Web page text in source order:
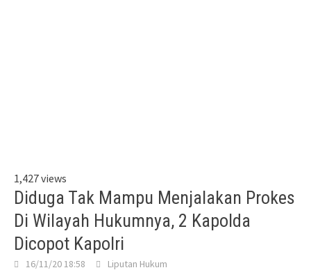
1,427 views
Diduga Tak Mampu Menjalakan Prokes
Di Wilayah Hukumnya, 2 Kapolda
Dicopot Kapolri
16/11/20 18:58 Liputan Hukum